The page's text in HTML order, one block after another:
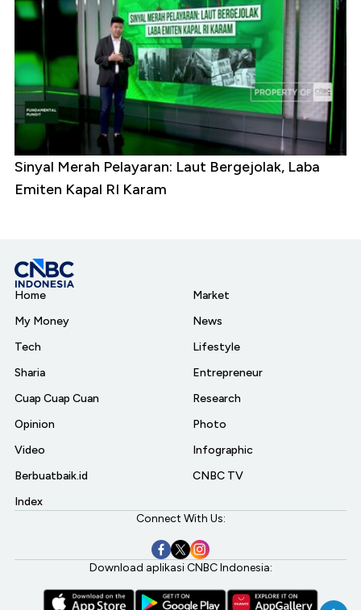
Sinyal Merah Pelayaran: Laut Bergejolak, Laba
Emiten Kapal RI Karam
Home
My Money
Tech
Sharia
Cuap Cuap Cuan
Opinion
Video
Berbuatbaik.id
Index
Market
News
Lifestyle
Entrepreneur
Research
Photo
Infographic
CNBC TV
Connect With Us:
Download aplikasi CNBC Indonesia: